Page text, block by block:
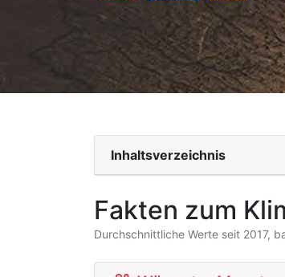
Inhaltsverzeichnis
Fakten zum
Durchschnittliche Werte seit 2017,